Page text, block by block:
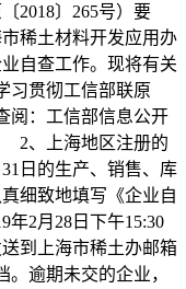
2018〕265号）要
稀土材料开发应用办
自查工作。现将有关
贯彻工信部联原
阅：工信部信息公开
2、上海地区注册的
日的生产、销售、库
细致地填写《企业自
2月28日下午15:30
到上海市稀土办邮箱
。逾期未交的企业，